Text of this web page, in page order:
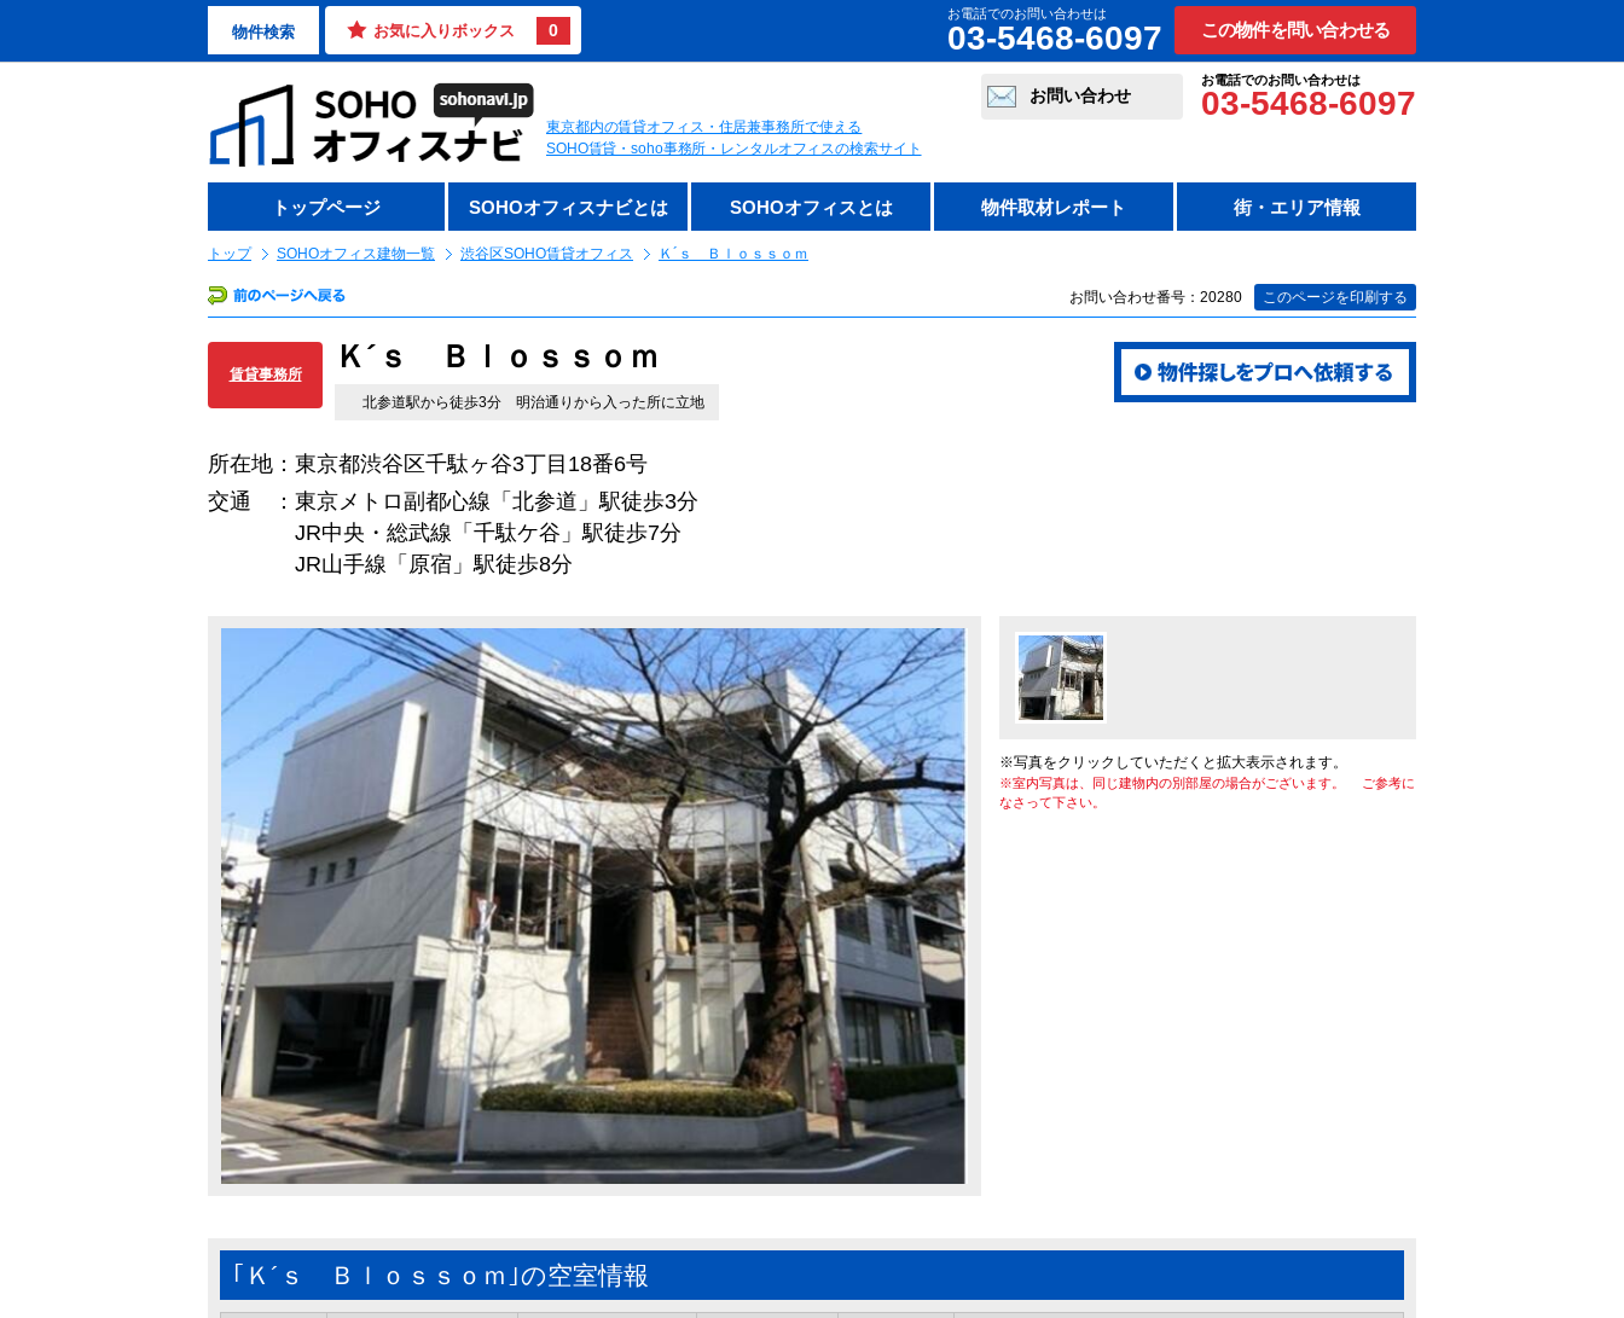
物件検索 お気に入りボックス 0
お電話でのお問い合わせは
03-5468-6097 この物件を問い合わせる
東京都内の賃貸オフィス・住居兼事務所で使える
SOHO賃貸・soho事務所・レンタルオフィスの検索サイト
お電話でのお問い合わせは
03-5468-6097
お問い合わせ
トップページ SOHOオフィスナビとは SOHOオフィスとは 物件取材レポート 街・エリア情報
トップ SOHOオフィス建物一覧 渋谷区SOHO賃貸オフィス Ｋ´ｓ Ｂｌｏｓｓｏｍ
お問い合わせ番号：20280 このページを印刷する
賃貸事務所 Ｋ´ｓ Ｂｌｏｓｓｏｍ
北参道駅から徒歩3分 明治通りから入った所に立地
所在地：東京都渋谷区千駄ヶ谷3丁目18番6号
交通 ：東京メトロ副都心線「北参道」駅徒歩3分
JR中央・総武線「千駄ケ谷」駅徒歩7分
JR山手線「原宿」駅徒歩8分
※写真をクリックしていただくと拡大表示されます。
※室内写真は、同じ建物内の別部屋の場合がございます。 ご参考に
なさって下さい。
｢Ｋ´ｓ Ｂｌｏｓｓｏｍ｣の空室情報